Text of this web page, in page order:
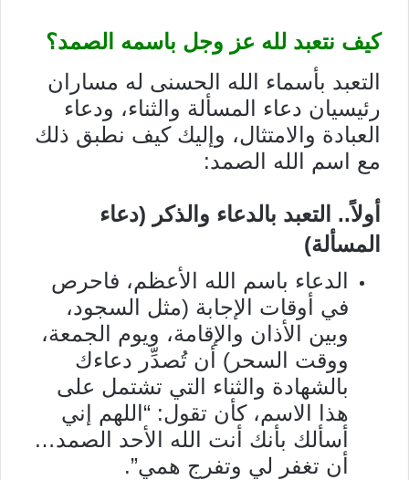
كيف نتعبد لله عز وجل باسمه الصمد؟
التعبد بأسماء الله الحسنى له مساران
رئيسيان دعاء المسألة والثناء، ودعاء
العبادة والامتثال، وإليك كيف نطبق ذلك
مع اسم الله الصمد:
أولاً.. التعبد بالدعاء والذكر (دعاء
المسألة)
الدعاء باسم الله الأعظم، فاحرص
في أوقات الإجابة (مثل السجود،
وبين الأذان والإقامة، ويوم الجمعة،
ووقت السحر) أن تُصدِّر دعاءك
بالشهادة والثناء التي تشتمل على
هذا الاسم، كأن تقول: “اللهم إني
أسألك بأنك أنت الله الأحد الصمد…
أن تغفر لي وتفرج همي”.